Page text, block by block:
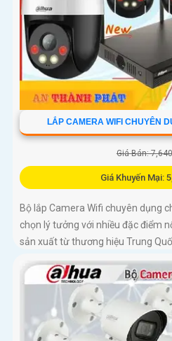
LẮP CAMERA WIFI CHUYÊN
Giá Bán:
Giá Khuyến Mại:
Bộ lắp Camera Wifi chuyên dụng
chọn lý tưởng với nhiều đặc điểm
sản xuất từ thương hiệu Trung
thu âm tốt và hình ảnh sáng đẹp